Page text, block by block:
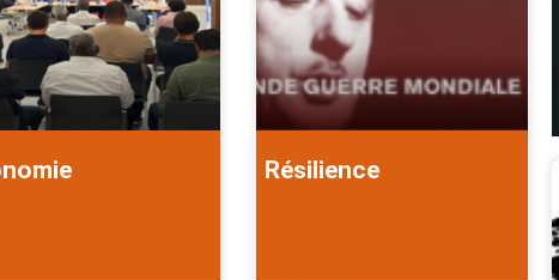
Résilience